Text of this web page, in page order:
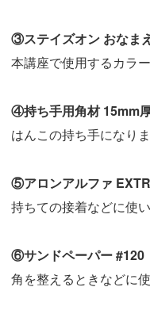
③ステイズオン おなま
本講座で使用するカラ
④持ち手用角材 15mm
はんこの持ち手になりま
⑤アロンアルファ
持ちての接着などに使い
⑥サンドペーパー #120
角を整えるときなどに使